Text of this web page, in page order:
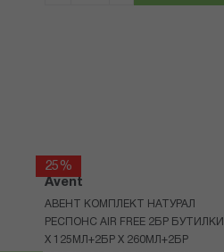
25%
Avent
АВЕНТ КОМПЛЕКТ НАТУРАЛ
РЕСПОНС AIR FREE 2БР БУТИЛКИ
Х 125МЛ+2БР Х 260МЛ+2БР